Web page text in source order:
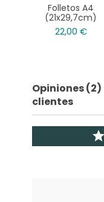
Folletos A4
(21x29,7cm)
22,00 €
Opiniones (2)
clientes
